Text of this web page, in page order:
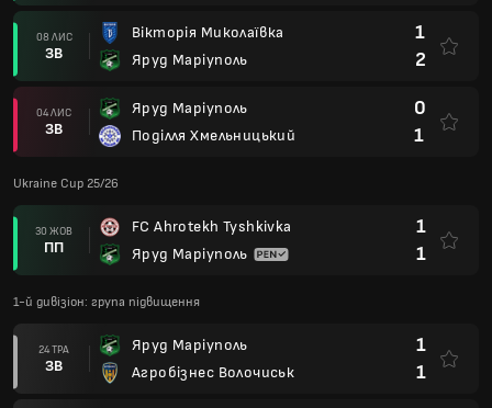
08 ЛИС
ЗВ
Вікторія Миколаївка
Яруд Маріуполь
1
2
04 ЛИС
ЗВ
Яруд Маріуполь
Поділля Хмельницький
0
1
Ukraine Cup 25/26
30 ЖОВ
ПП
FC Ahrotekh Tyshkivka
Яруд Маріуполь
1
1
1-й дивізіон: група підвищення
24 ТРА
ЗВ
Яруд Маріуполь
Агробізнес Волочиськ
1
1